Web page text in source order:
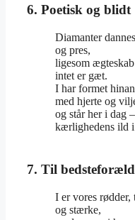
6. Poetisk og blidt
Diamanter
og pres,
ligesom
intet er gæt.
I har formet
med hjerte og
og står her i dag
kærlighedens ild
7. Til
I er vores rødder,
og stærke,